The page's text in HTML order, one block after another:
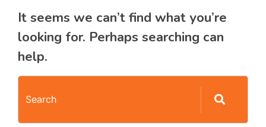
It seems we can’t find what you’re
looking for. Perhaps searching can
help.